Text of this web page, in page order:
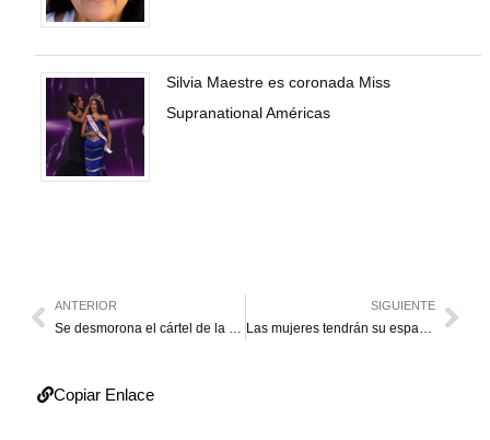
Silvia Maestre es coronada Miss
Supranational Américas
ANTERIOR
Se desmorona el cártel de la Fifa
SIGUIENTE
Las mujeres tendrán su espacio en FIFA 16
Copiar Enlace